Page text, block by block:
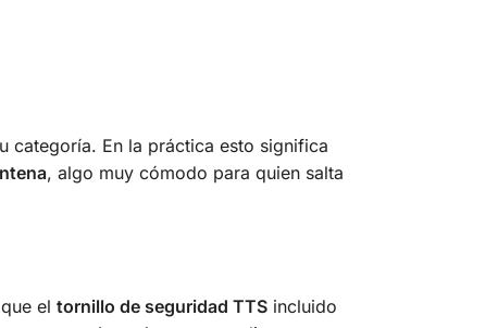
categoría. En la práctica esto significa
, algo muy cómodo para quien salta
el tornillo de seguridad TTSincluido